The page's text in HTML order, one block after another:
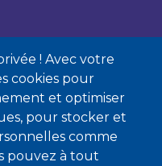
! Avec votre
cookies pour
et optimiser
pour stocker et
comme
pouvez à tout